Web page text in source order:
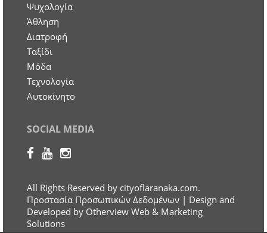
Ψυχολογία
Άθληση
Διατροφή
Ταξίδι
Μόδα
Τεχνολογία
Αυτοκίνητο
SOCIAL MEDIA
All Rights Reserved by cityoflaranaka.com.
Προστασία Προσωπικών Δεδομένων | Design and
Developed by Otherview Web & Marketing
Solutions